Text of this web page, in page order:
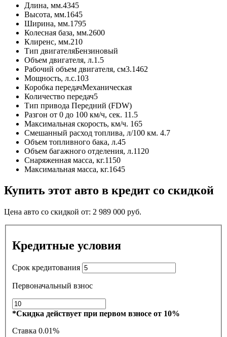
Длина, мм.4345
Высота, мм.1645
Ширина, мм.1795
Колесная база, мм.2600
Клиренс, мм.210
Тип двигателяБензиновый
Объем двигателя, л.1.5
Рабочий объем двигателя, см3.1462
Мощность, л.с.103
Коробка передачМеханическая
Количество передач5
Тип привода Передний (FDW)
Разгон от 0 до 100 км/ч, сек. 11.5
Максимальная скорость, км/ч. 165
Смешанный расход топлива, л/100 км. 4.7
Объем топливного бака, л.45
Объем багажного отделения, л.1120
Снаряженная масса, кг.1150
Максимальная масса, кг.1645
Купить этот авто в кредит со скидкой
Цена авто со скидкой от: 2 989 000 руб.
Кредитные условия
Срок кредитования
Первоначальный взнос
*Скидка действует при первом взносе от 10%
Ставка 0.01%